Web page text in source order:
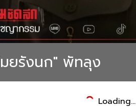
ยรังนก" พัทลุง
Loading...